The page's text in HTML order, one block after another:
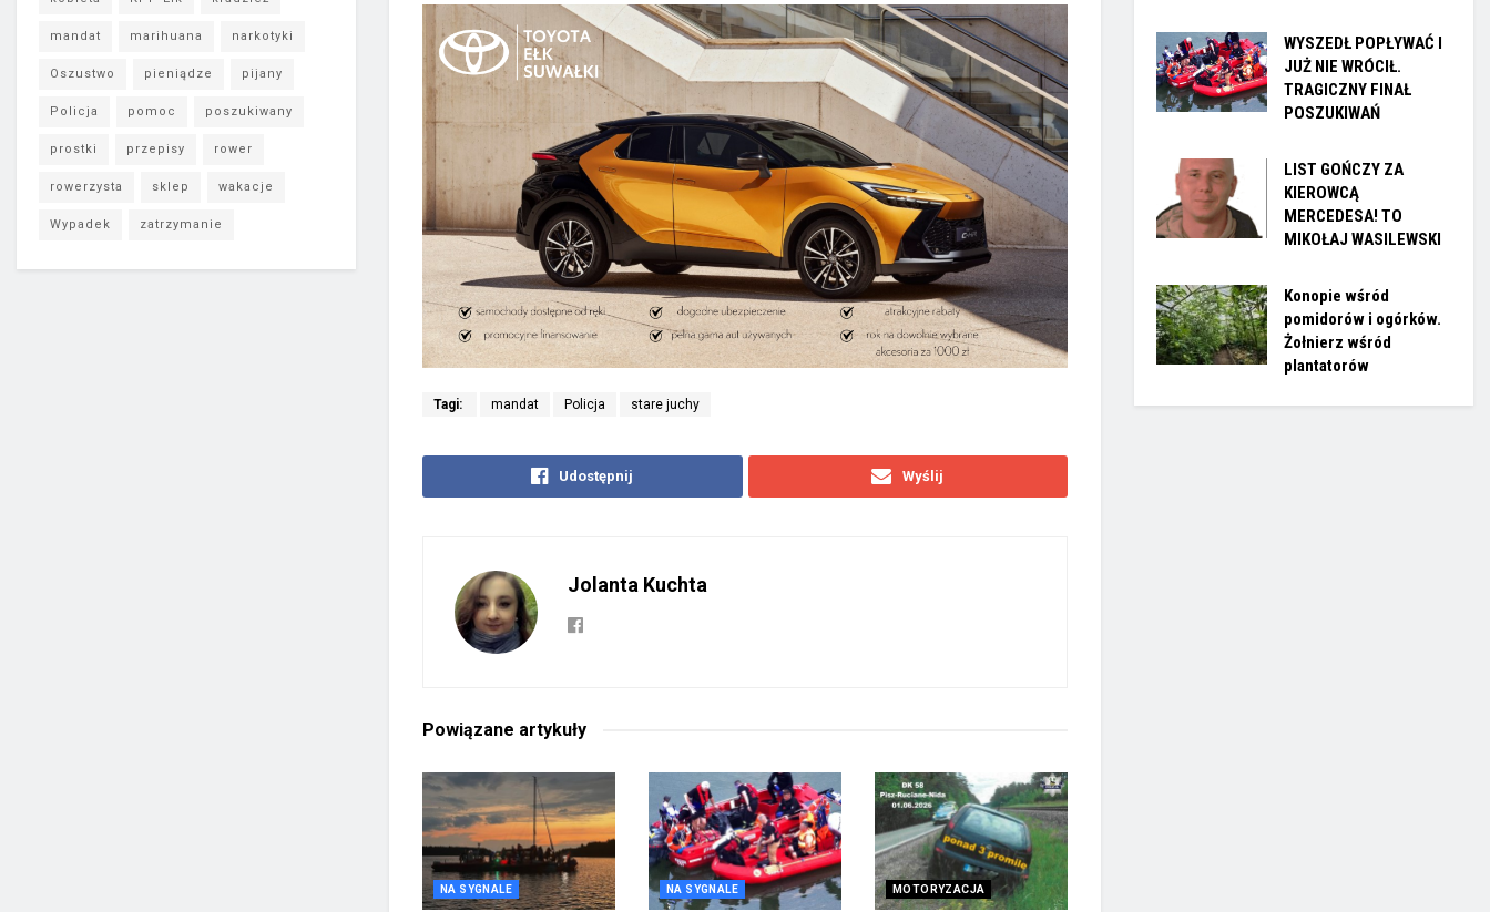
Tagi: mandat Policja stare juchy
Udostępnij Wyślij
Jolanta Kuchta
Powiązane artykuły
NA SYGNALE NA SYGNALE MOTORYZACJA
mandat marihuana narkotyki
Oszustwo pieniądze pijany
Policja pomoc poszukiwany
prostki przepisy rower
rowerzysta sklep wakacje
Wypadek zatrzymanie
WYSZEDŁ POPŁYWAĆ I
JUŻ NIE WRÓCIŁ.
TRAGICZNY FINAŁ
POSZUKIWAŃ
LIST GOŃCZY ZA
KIEROWCĄ
MERCEDESA! TO
MIKOŁAJ WASILEWSKI
Konopie wśród
pomidorów i ogórków.
Żołnierz wśród
plantatorów